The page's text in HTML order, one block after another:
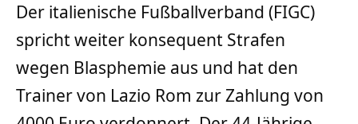
Der italienische Fußballverband (FIGC)
spricht weiter konsequent Strafen
wegen Blasphemie aus und hat den
Trainer von Lazio Rom zur Zahlung von